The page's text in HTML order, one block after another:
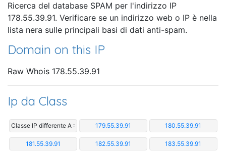
Ricerca del database SPAM per l'indirizzo IP
178.55.39.91. Verificare se un indirizzo web o IP è nella
lista nera sulle principali basi di dati anti-spam.
Domain on this IP
Raw Whois 178.55.39.91
Ip da Class
Classe IP differente A : 179.55.39.91 180.55.39.91
181.55.39.91 182.55.39.91 183.55.39.91